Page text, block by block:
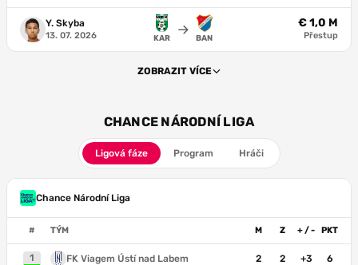
Y. Skyba
13. 07. 2026 KAR BAN
€ 1,0 M
Přestup
ZOBRAZIT VÍCE
CHANCE NÁRODNÍ LIGA
Ligová fáze Program Hráči
Chance Národní Liga
# TÝM M Z + / - PKT
1 FK Viagem Ústí nad Labem 2 2 +3 6